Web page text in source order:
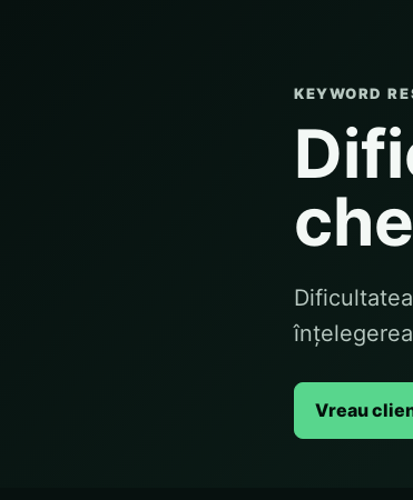
KEYWORD
Vreau